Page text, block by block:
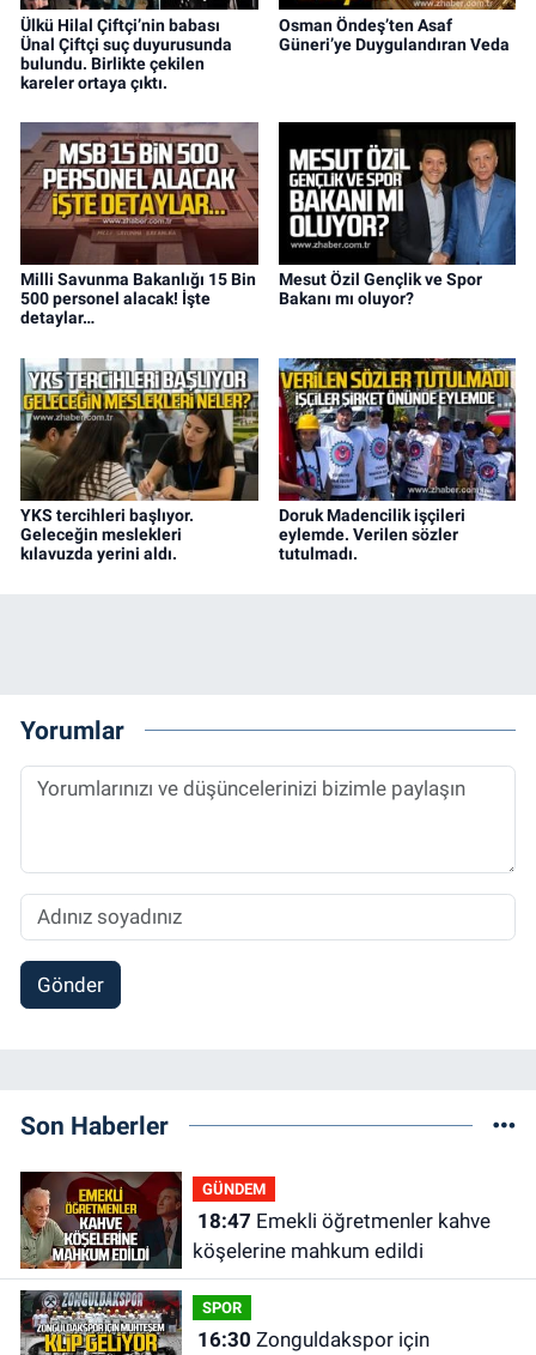
Ülkü Hilal Çiftçi’nin babası
Ünal Çiftçi suç duyurusunda
bulundu. Birlikte çekilen
kareler ortaya çıktı.
Osman Öndeş’ten Asaf
Güneri’ye Duygulandıran Veda
Milli Savunma Bakanlığı 15 Bin
500 personel alacak! İşte
detaylar…
Mesut Özil Gençlik ve Spor
Bakanı mı oluyor?
YKS tercihleri başlıyor.
Geleceğin meslekleri
kılavuzda yerini aldı.
Doruk Madencilik işçileri
eylemde. Verilen sözler
tutulmadı.
Yorumlar
Gönder
Son Haberler
GÜNDEM
18:47
köşelerine mahkum edildi
SPOR
16:30